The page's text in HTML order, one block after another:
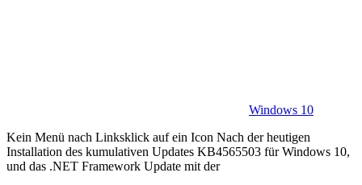
Windows 10
Kein Menü nach Linksklick auf ein Icon Nach der heutigen
Installation des kumulativen Updates KB4565503 für Windows 10,
und das .NET Framework Update mit der